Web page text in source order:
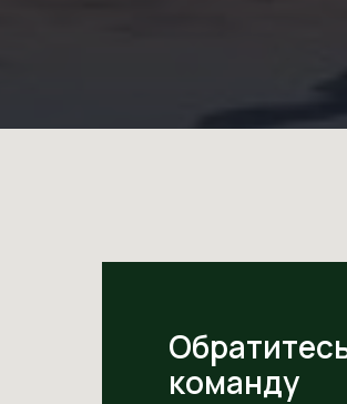
команду